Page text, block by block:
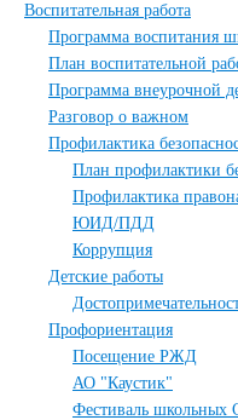
Воспитательная работа
Программа воспитания
План воспитательной
Программа внеурочной
Разговор о важном
Профилактика
План профилактики
Профилактика
ЮИД/ПДД
Коррупция
Детские работы
Профориентация
Посещение РЖД
АО "Каустик"
Фестиваль